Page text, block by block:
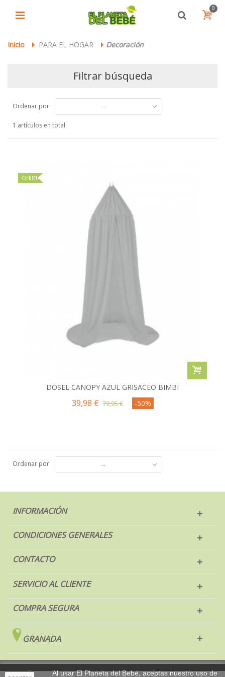
0
Inicio > PARA EL HOGAR > Decoración
Filtrar búsqueda
Ordenar por --
1 artículos en total
OFERTA
DOSEL CANOPY AZUL GRISACEO BIMBI
39,98 € 79,95 € -50%
Ordenar por --
INFORMACIÓN
CONDICIONES GENERALES
CONTACTO
SERVICIO AL CLIENTE
COMPRA SEGURA
GRANADA
Al usar El Planeta del Bebé, aceptas nuestro uso de
© 2017 El Planeta del Bebé. Todos los derechos reservados.